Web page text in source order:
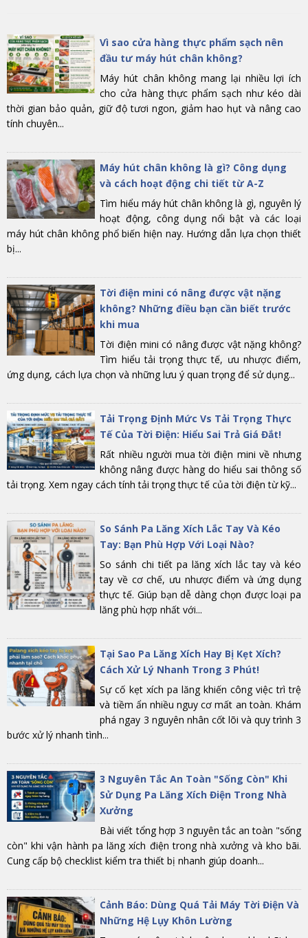
Vì sao cửa hàng thực phẩm sạch nên
đầu tư máy hút chân không?
Máy hút chân không mang lại nhiều lợi ích
cho cửa hàng thực phẩm sạch như kéo dài
thời gian bảo quản, giữ độ tươi ngon, giảm hao hụt và nâng cao
tính chuyên...
Máy hút chân không là gì? Công dụng
và cách hoạt động chi tiết từ A-Z
Tìm hiểu máy hút chân không là gì, nguyên lý
hoạt động, công dụng nổi bật và các loại
máy hút chân không phổ biến hiện nay. Hướng dẫn lựa chọn thiết
bị...
Tời điện mini có nâng được vật nặng
không? Những điều bạn cần biết trước
khi mua
Tời điện mini có nâng được vật nặng không?
Tìm hiểu tải trọng thực tế, ưu nhược điểm,
ứng dụng, cách lựa chọn và những lưu ý quan trọng để sử dụng...
Tải Trọng Định Mức Vs Tải Trọng Thực
Tế Của Tời Điện: Hiểu Sai Trả Giá Đắt!
Rất nhiều người mua tời điện mini về nhưng
không nâng được hàng do hiểu sai thông số
tải trọng. Xem ngay cách tính tải trọng thực tế của tời điện từ kỹ...
So Sánh Pa Lăng Xích Lắc Tay Và Kéo
Tay: Bạn Phù Hợp Với Loại Nào?
So sánh chi tiết pa lăng xích lắc tay và kéo
tay về cơ chế, ưu nhược điểm và ứng dụng
thực tế. Giúp bạn dễ dàng chọn được loại pa
lăng phù hợp nhất với...
Tại Sao Pa Lăng Xích Hay Bị Kẹt Xích?
Cách Xử Lý Nhanh Trong 3 Phút!
Sự cố kẹt xích pa lăng khiến công việc trì trệ
và tiềm ẩn nhiều nguy cơ mất an toàn. Khám
phá ngay 3 nguyên nhân cốt lõi và quy trình 3
bước xử lý nhanh tình...
3 Nguyên Tắc An Toàn "Sống Còn" Khi
Sử Dụng Pa Lăng Xích Điện Trong Nhà
Xưởng
Bài viết tổng hợp 3 nguyên tắc an toàn "sống
còn" khi vận hành pa lăng xích điện trong nhà xưởng và kho bãi.
Cung cấp bộ checklist kiểm tra thiết bị nhanh giúp doanh...
Cảnh Báo: Dùng Quá Tải Máy Tời Điện Và
Những Hệ Lụy Khôn Lường